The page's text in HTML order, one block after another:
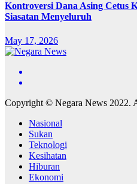
Kontroversi Dana Asing Cetus
Siasatan Menyeluruh
May 17, 2026
Copyright © Negara News 2022.
Nasional
Sukan
Teknologi
Kesihatan
Hiburan
Ekonomi